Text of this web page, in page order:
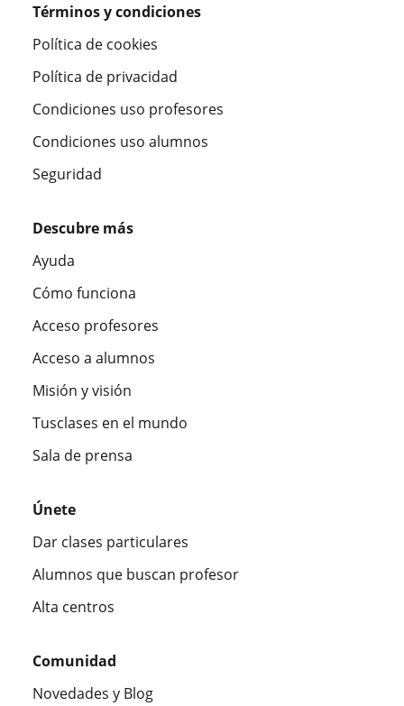
Términos y condiciones
Política de cookies
Política de privacidad
Condiciones uso profesores
Condiciones uso alumnos
Seguridad
Descubre más
Ayuda
Cómo funciona
Acceso profesores
Acceso a alumnos
Misión y visión
Tusclases en el mundo
Sala de prensa
Únete
Dar clases particulares
Alumnos que buscan profesor
Alta centros
Comunidad
Novedades y Blog